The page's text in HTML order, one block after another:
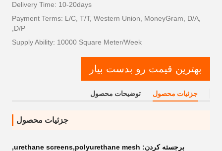
Delivery Time: 10-20days
Payment Terms: L/C, T/T, Western Union, MoneyGram, D/A,
D/P,
Supply Ability: 10000 Square Meter/Week
بهترین قیمت رو بدست بیار
جزئیات محصول توضیحات محصول
جزئیات محصول
برجسته کردن: urethane screens,polyurethane mesh
,